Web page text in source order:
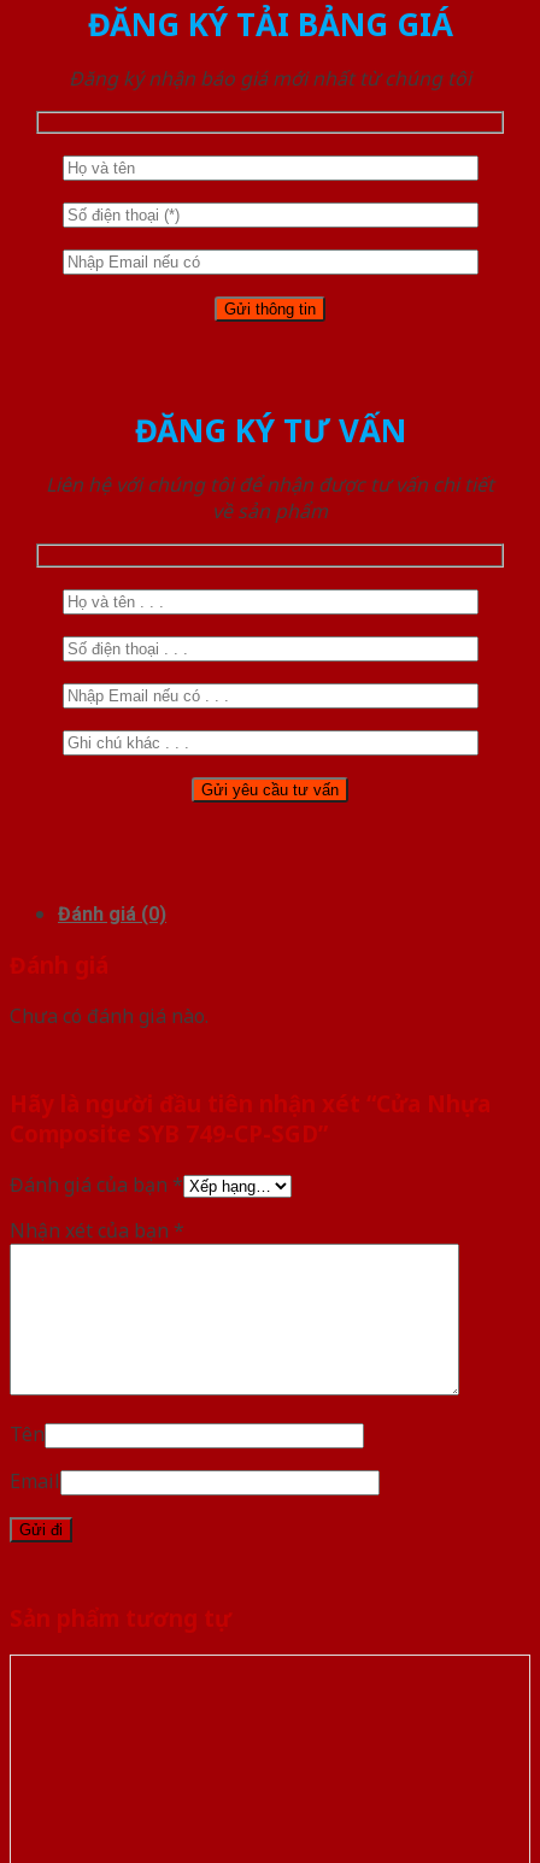
ĐĂNG KÝ TẢI BẢNG GIÁ
Đăng ký nhận báo giá mới nhất từ chúng tôi
ĐĂNG KÝ TƯ VẤN
Liên hệ với chúng tôi để nhận được tư vấn chi tiết
về sản phẩm
Đánh giá (0)
Đánh giá
Chưa có đánh giá nào.
Hãy là người đầu tiên nhận xét “Cửa Nhựa
Composite SYB 749-CP-SGD”
Đánh giá của bạn *
Nhận xét của bạn *
Tên
Email
Sản phẩm tương tự